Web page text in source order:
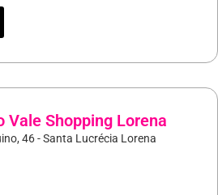
Vale Shopping Lorena
46 - Santa Lucrécia Lorena